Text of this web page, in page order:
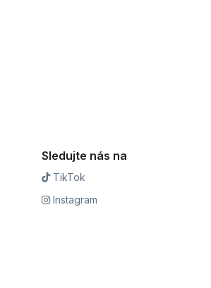
Sledujte nás na
TikTok
Instagram